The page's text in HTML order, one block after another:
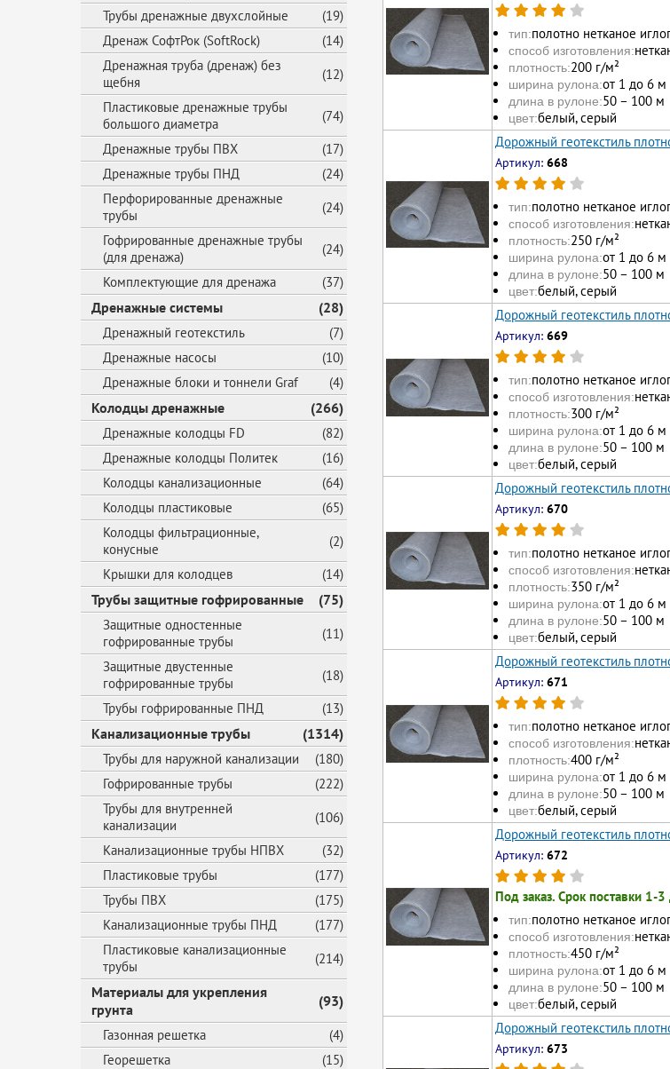
Трубы дренажные двухслойные
(19)
Дренаж СофтРок (SoftRock)
(14)
Дренажная труба (дренаж) без
щебня
(12)
Пластиковые дренажные трубы
большого диаметра
(74)
Дренажные трубы ПВХ
(17)
Дренажные трубы ПНД
(24)
Перфорированные дренажные
трубы
(24)
Гофрированные дренажные трубы
(для дренажа)
(24)
Комплектующие для дренажа
(37)
Дренажные системы (28)
Дренажный геотекстиль
(7)
Дренажные насосы
(10)
Дренажные блоки и тоннели Graf
(4)
Колодцы дренажные (266)
Дренажные колодцы FD
(82)
Дренажные колодцы Политек
(16)
Колодцы канализационные
(64)
Колодцы пластиковые
(65)
Колодцы фильтрационные,
конусные
(2)
Крышки для колодцев
(14)
Трубы защитные гофрированные (75)
Защитные одностенные
гофрированные трубы
(11)
Защитные двустенные
гофрированные трубы
(18)
Трубы гофрированные ПНД
(13)
Канализационные трубы (1314)
Трубы для наружной канализации
(180)
Гофрированные трубы
(222)
Трубы для внутренней
канализации
(106)
Канализационные трубы НПВХ
(32)
Пластиковые трубы
(177)
Трубы ПВХ
(175)
Канализационные трубы ПНД
(177)
Пластиковые канализационные
трубы
(214)
Материалы для укрепления
грунта
(93)
Газонная решетка
(4)
Георешетка
(15)
тип:полотно нетканое
способ изготовления:
плотность:200 г/м²
ширина рулона:от 1 до 6 м
длина в рулоне:50 – 100 м
цвет:белый, серый
Дорожный геотекстиль
Артикул: 668
тип:полотно нетканое
способ изготовления:
плотность:250 г/м²
ширина рулона:от 1 до 6 м
длина в рулоне:50 – 100 м
цвет:белый, серый
Дорожный геотекстиль
Артикул: 669
тип:полотно нетканое
способ изготовления:
плотность:300 г/м²
ширина рулона:от 1 до 6 м
длина в рулоне:50 – 100 м
цвет:белый, серый
Дорожный геотекстиль
Артикул: 670
тип:полотно нетканое
способ изготовления:
плотность:350 г/м²
ширина рулона:от 1 до 6 м
длина в рулоне:50 – 100 м
цвет:белый, серый
Дорожный геотекстиль
Артикул: 671
тип:полотно нетканое
способ изготовления:
плотность:400 г/м²
ширина рулона:от 1 до 6 м
длина в рулоне:50 – 100 м
цвет:белый, серый
Дорожный геотекстиль
Артикул: 672
Под заказ. Срок поставки 1-3
тип:полотно нетканое
способ изготовления:
плотность:450 г/м²
ширина рулона:от 1 до 6 м
длина в рулоне:50 – 100 м
цвет:белый, серый
Дорожный геотекстиль
Артикул: 673